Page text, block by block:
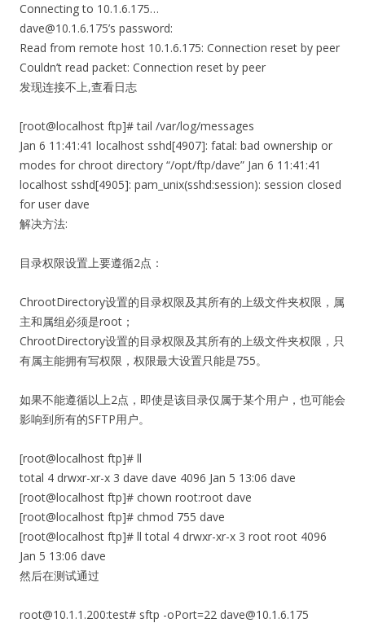
Connecting to 10.1.6.175…
dave@10.1.6.175’s password:
Read from remote host 10.1.6.175: Connection reset by peer
Couldn’t read packet: Connection reset by peer
发现连接不上,查看日志
[root@localhost ftp]# tail /var/log/messages
Jan 6 11:41:41 localhost sshd[4907]: fatal: bad ownership or
modes for chroot directory “/opt/ftp/dave” Jan 6 11:41:41
localhost sshd[4905]: pam_unix(sshd:session): session closed
for user dave
解决方法:
目录权限设置上要遵循2点：
ChrootDirectory设置的目录权限及其所有的上级文件夹权限，属
主和属组必须是root；
ChrootDirectory设置的目录权限及其所有的上级文件夹权限，只
有属主能拥有写权限，权限最大设置只能是755。
如果不能遵循以上2点，即使是该目录仅属于某个用户，也可能会
影响到所有的SFTP用户。
[root@localhost ftp]# ll
total 4 drwxr-xr-x 3 dave dave 4096 Jan 5 13:06 dave
[root@localhost ftp]# chown root:root dave
[root@localhost ftp]# chmod 755 dave
[root@localhost ftp]# ll total 4 drwxr-xr-x 3 root root 4096
Jan 5 13:06 dave
然后在测试通过
root@10.1.1.200:test# sftp -oPort=22 dave@10.1.6.175